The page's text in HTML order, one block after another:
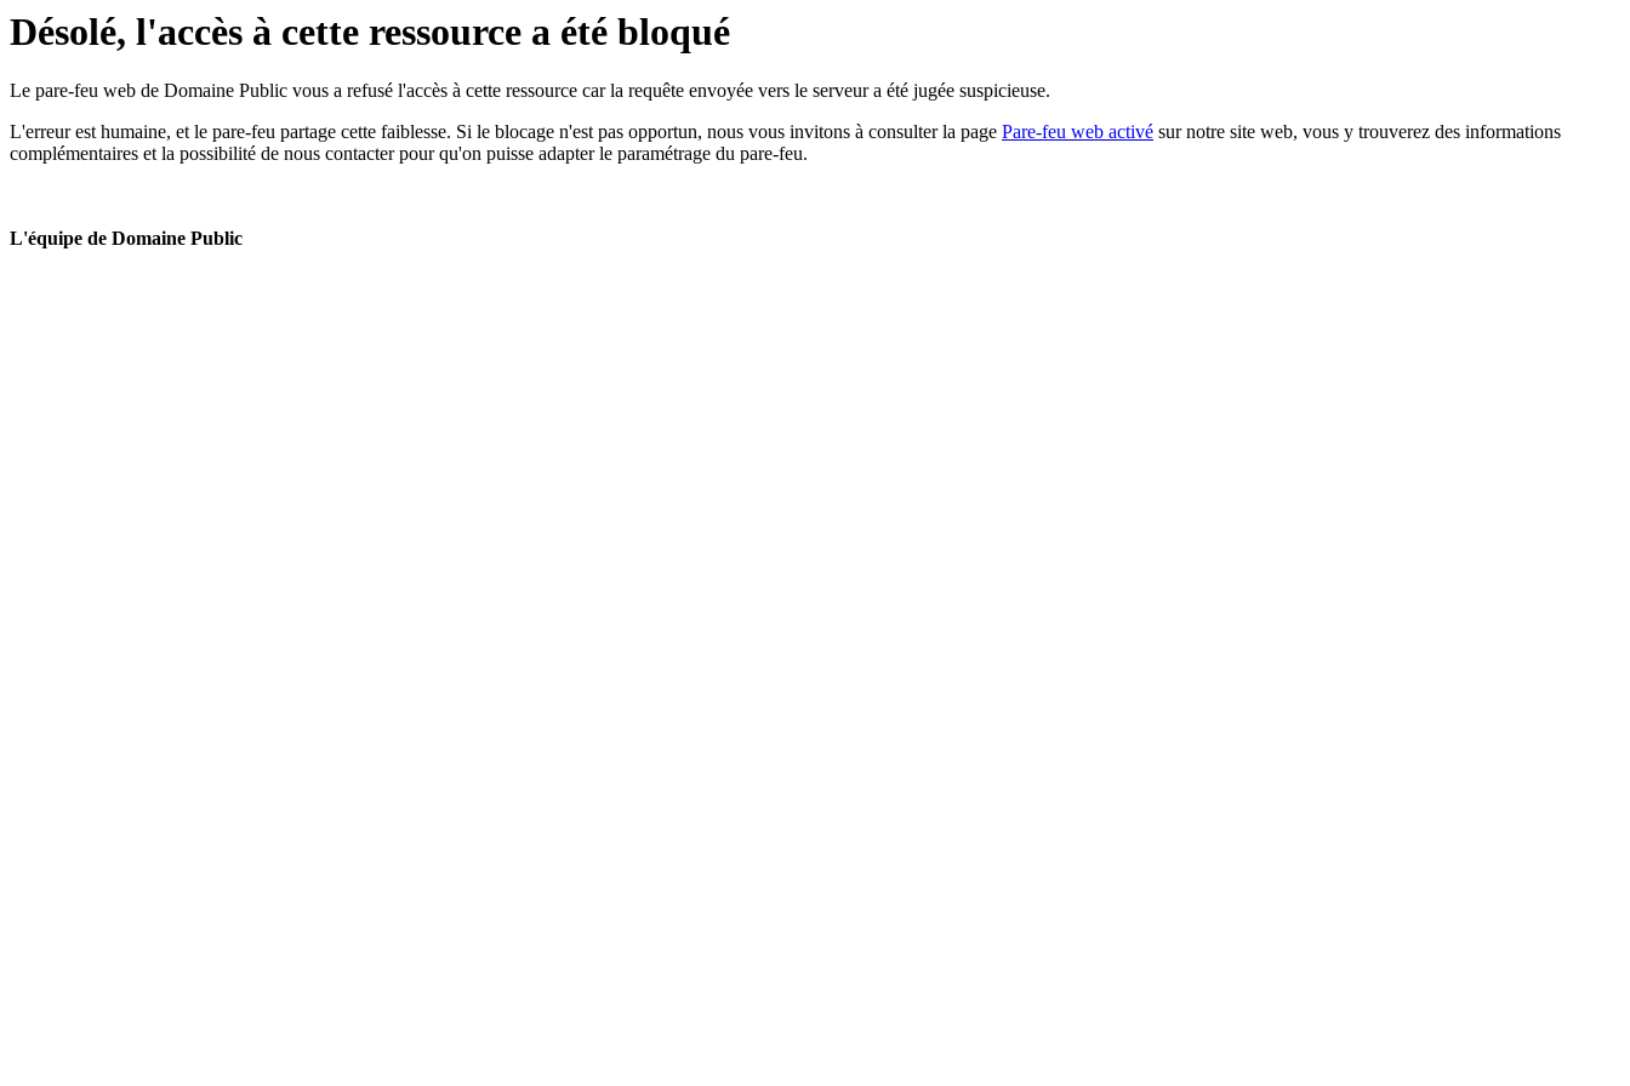
Désolé, l'accès à cette ressource a été bloqué
Le pare-feu web de Domaine Public vous a refusé l'accès à cette ressource car la requête envoyée vers le serveur a été jugée suspicieuse.
L'erreur est humaine, et le pare-feu partage cette faiblesse. Si le blocage n'est pas opportun, nous vous invitons à consulter la page Pare-feu web activé sur notre site web, vous y trouverez des informations
complémentaires et la possibilité de nous contacter pour qu'on puisse adapter le paramétrage du pare-feu.
L'équipe de Domaine Public